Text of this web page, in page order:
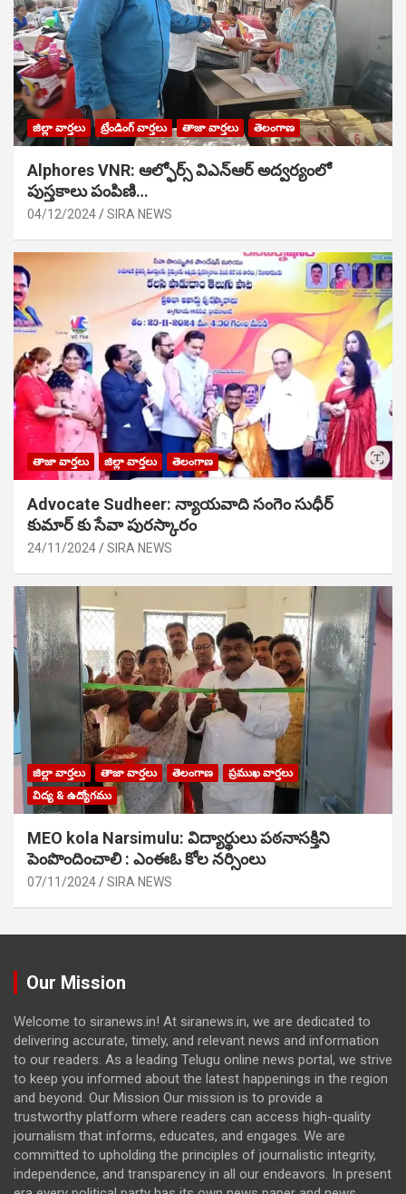
జిల్లా వార్తలు ట్రేండింగ్ వార్తలు తాజా వార్తలు తెలంగాణ
Alphores VNR: ఆల్ఫోర్స్ విఎన్ఆర్ అద్వర్యంలో
పుస్తకాలు పంపిణి…
04/12/2024 SIRA NEWS
తాజా వార్తలు జిల్లా వార్తలు తెలంగాణ
Advocate Sudheer: న్యాయవాది సంగెం సుధీర్
కుమార్ కు సేవా పురస్కారం
24/11/2024 SIRA NEWS
జిల్లా వార్తలు తాజా వార్తలు తెలంగాణ
ప్రముఖ వార్తలు
విద్య & ఉద్యోగము
MEO kola Narsimulu: విద్యార్థులు పఠ‌నాసక్తిని
పెంపొందించాలి : ఎంఈఓ కోల నర్సింలు
07/11/2024 SIRA NEWS
Our Mission
Welcome to siranews.in! At siranews.in, we are dedicated to
delivering accurate, timely, and relevant news and information
to our readers. As a leading Telugu online news portal, we strive
to keep you informed about the latest happenings in the region
and beyond. Our Mission Our mission is to provide a
trustworthy platform where readers can access high-quality
journalism that informs, educates, and engages. We are
committed to upholding the principles of journalistic integrity,
independence, and transparency in all our endeavors. In present